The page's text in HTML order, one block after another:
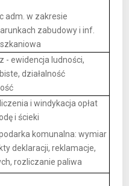
adm. w zakresie
zabudowy i inf.
- ewidencja ludności,
działalność
i windykacja opłat
i ścieki
komunalna: wymiar
deklaracji, reklamacje,
rozliczanie paliwa